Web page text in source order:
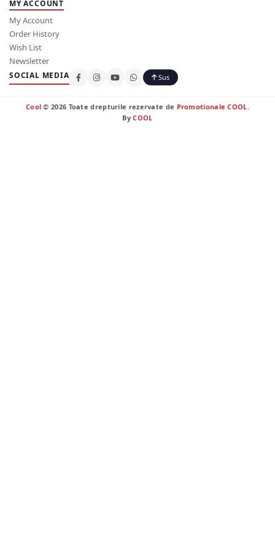
MY ACCOUNT
My Account
Order History
Wish List
Newsletter
SOCIAL MEDIA Sus
Cool © 2026 Toate drepturile rezervate de Promotionale COOL.
ByCOOL